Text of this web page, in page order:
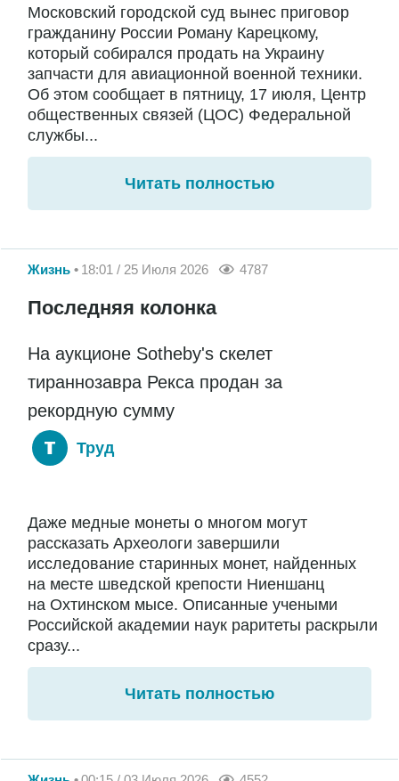
Московский городской суд вынес приговор
гражданину России Роману Карецкому,
который собирался продать на Украину
запчасти для авиационной военной техники.
Об этом сообщает в пятницу, 17 июля, Центр
общественных связей (ЦОС) Федеральной
службы...
Читать полностью
Жизнь 18:01 / 25 Июля 2026 4787
Последняя колонка
На аукционе Sotheby's скелет
тираннозавра Рекса продан за
рекордную сумму
Труд
Даже медные монеты о многом могут
рассказать Археологи завершили
исследование старинных монет, найденных
на месте шведской крепости Ниеншанц
на Охтинском мысе. Описанные учеными
Российской академии наук раритеты раскрыли
сразу...
Читать полностью